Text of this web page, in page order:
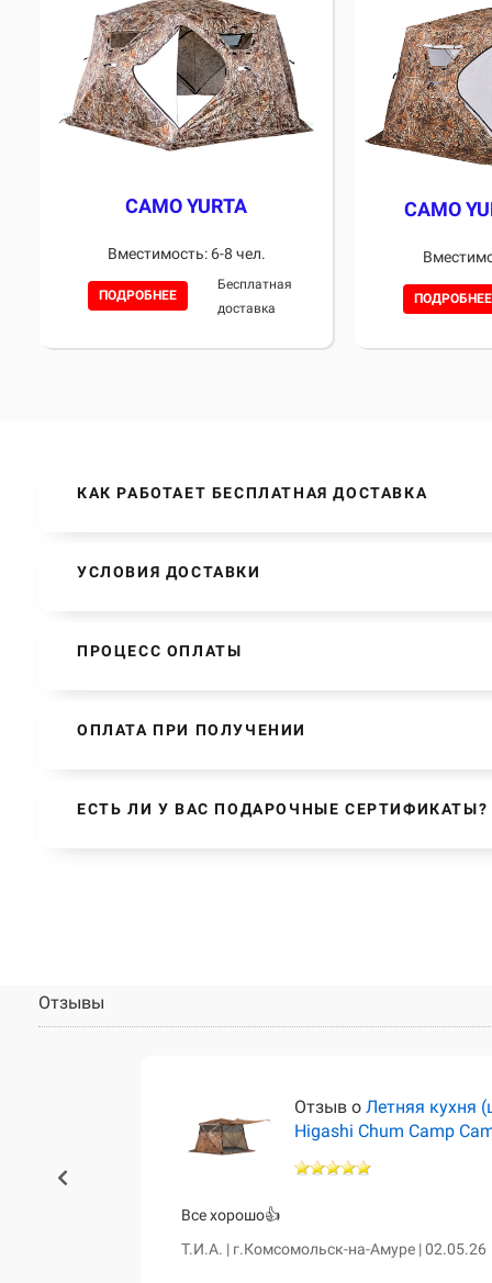
CAMO YURTA
Вместимость: 6-8 чел.
ПОДРОБНЕЕ
Бесплатная
доставка
CAMO
ПОДРОБНЕЕ
КАК РАБОТАЕТ БЕСПЛАТНАЯ ДОСТАВКА
УСЛОВИЯ ДОСТАВКИ
ПРОЦЕСС ОПЛАТЫ
ОПЛАТА ПРИ ПОЛУЧЕНИИ
ЕСТЬ ЛИ У ВАС ПОДАРОЧНЫЕ СЕРТИФИКАТЫ?
Отзывы
Отзыв о Летняя кухня
Higashi Chum Camp
Все хорошо👍
Т.И.А. | г.Комсомольск-на-Амуре | 02.05.26